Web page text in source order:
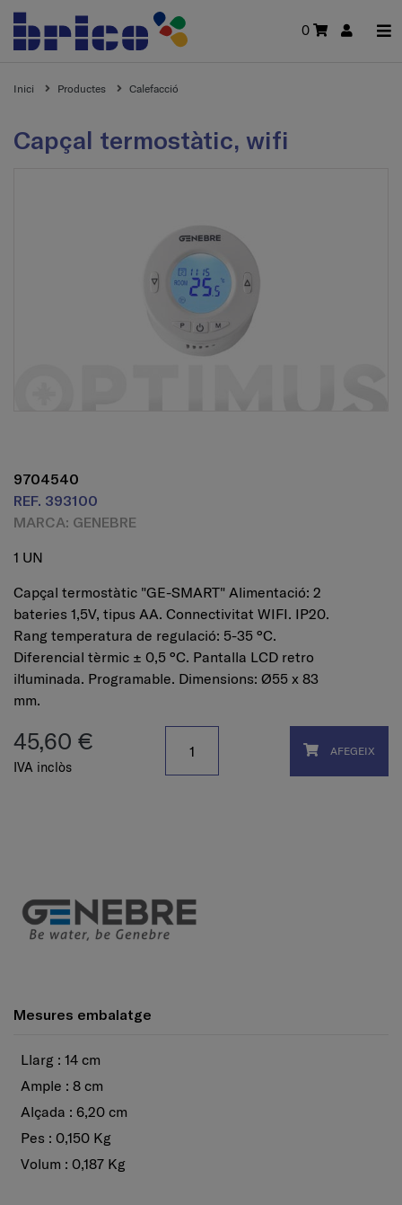
0
Inici Productes Calefacció
Capçal termostàtic, wifi
9704540
REF. 393100
MARCA: GENEBRE
1 UN
Capçal termostàtic "GE-SMART" Alimentació: 2
bateries 1,5V, tipus AA. Connectivitat WIFI. IP20.
Rang temperatura de regulació: 5-35 °C.
Diferencial tèrmic ± 0,5 °C. Pantalla LCD retro
il·luminada. Programable. Dimensions: Ø55 x 83
mm.
45,60 €
IVA inclòs
AFEGEIX
Mesures embalatge
Llarg : 14 cm
Ample : 8 cm
Alçada : 6,20 cm
Pes : 0,150 Kg
Volum : 0,187 Kg